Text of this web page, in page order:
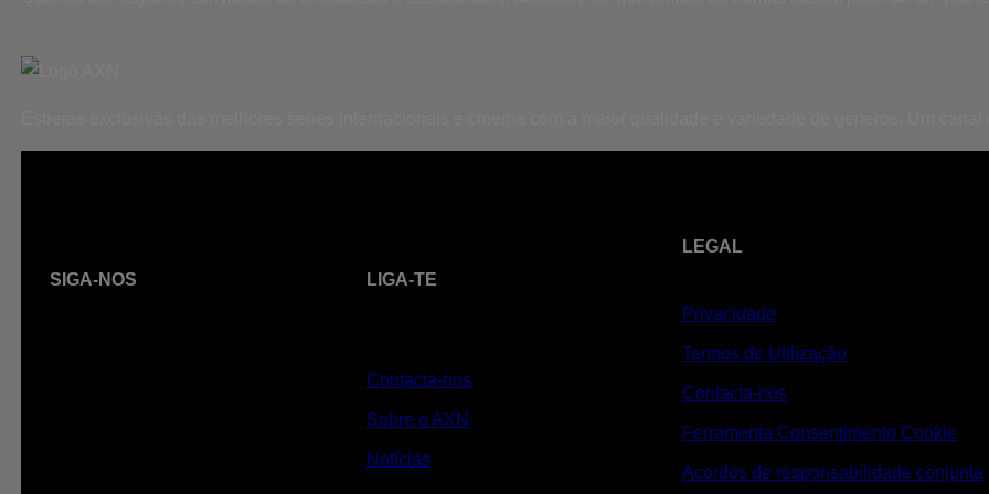
SIGA-NOS LIGA-TE
Contacta-nos
Sobre o AXN
Notícias
LEGAL
Privacidade
Termos de Utilização
Contacta-nos
Ferramenta Consentimento Cookie
Acordos de responsabilidade conjunta